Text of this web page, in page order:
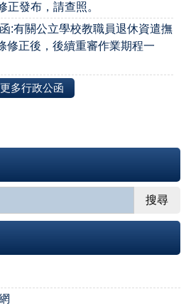
正發布，請查照。
:有關公立學校教職員退休資遣撫
修正後，後續重審作業期程一
更多行政公函
搜尋